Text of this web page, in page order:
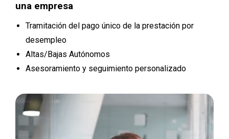
una empresa
Tramitación del pago único de la prestación por
desempleo
Altas/Bajas Autónomos
Asesoramiento y seguimiento personalizado